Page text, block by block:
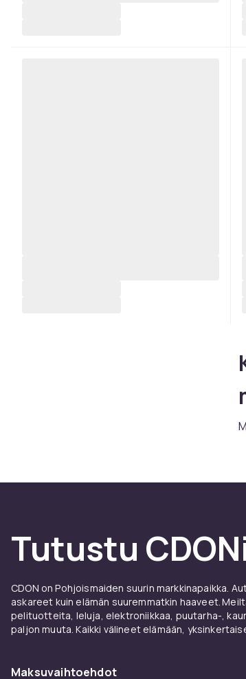
Tutustu
CDON on Pohjoismaiden suurin markkinapaikka.
askareet kuin elämän suuremmatkin haaveet.
pelituotteita, leluja, elektroniikkaa, puutarha-,
paljon muuta. Kaikki välineet elämään,
Maksuvaihtoehdot